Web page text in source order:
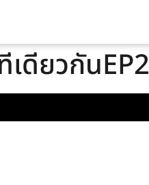
ดียวกันEP2